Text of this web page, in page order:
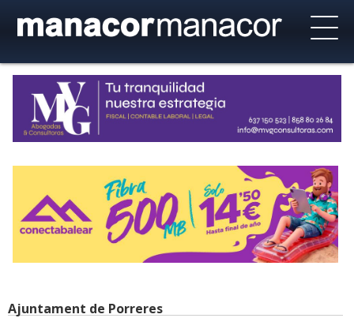
Ajuntament de Porreres